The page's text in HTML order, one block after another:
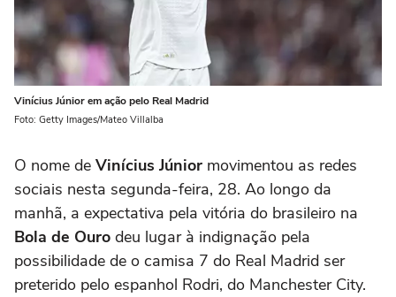
Vinícius Júnior em ação pelo Real Madrid
Foto: Getty Images/Mateo Villalba
O nome de Vinícius Júnior movimentou as redes
sociais nesta segunda-feira, 28. Ao longo da
manhã, a expectativa pela vitória do brasileiro na
Bola de Ouro deu lugar à indignação pela
possibilidade de o camisa 7 do Real Madrid ser
preterido pelo espanhol Rodri, do Manchester City.